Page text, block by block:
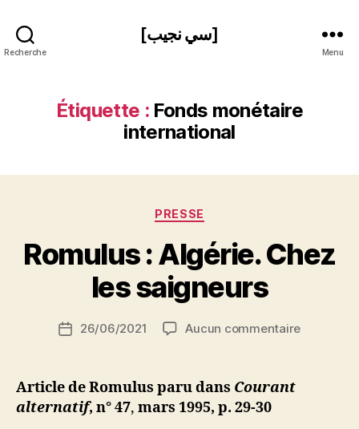
Recherche
[سي نجيب]
Menu
Étiquette : Fonds monétaire
international
Catégories
PRESSE
Romulus : Algérie. Chez
les saigneurs
de
P
a
S
N
ji
b
Date26/06/2021 Aucun commentairesur
Article de Romulus paru dans Courant
alternatif, n° 47, mars 1995, p. 29-30